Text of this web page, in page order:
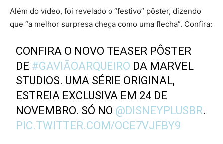
Além do vídeo, foi revelado o “festivo” pôster, dizendo
que “a melhor surpresa chega como uma flecha”. Confira:
CONFIRA O NOVO TEASER PÔSTER
DE #GAVIÃOARQUEIRO DA MARVEL
STUDIOS. UMA SÉRIE ORIGINAL,
ESTREIA EXCLUSIVA EM 24 DE
NOVEMBRO. SÓ NO @DISNEYPLUSBR.
PIC.TWITTER.COM/OCE7VJFBY9